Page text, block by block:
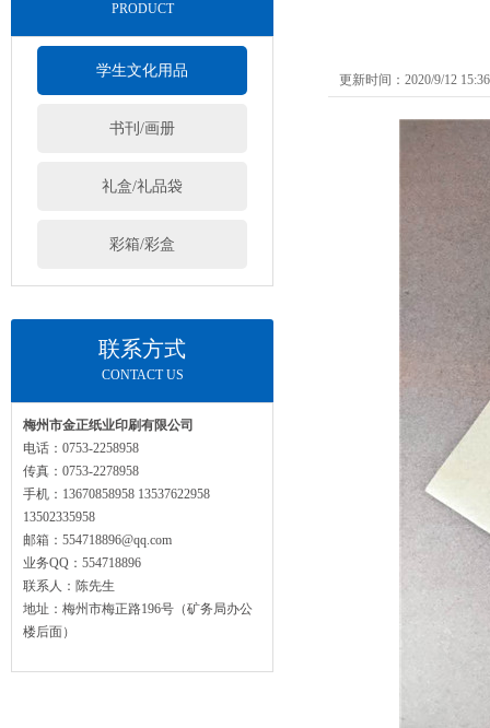
PRODUCT
学生文化用品
书刊/画册
礼盒/礼品袋
彩箱/彩盒
联系方式
CONTACT US
梅州市金正纸业印刷有限公司
电话：0753-2258958
传真：0753-2278958
手机：13670858958 13537622958
13502335958
邮箱：554718896@qq.com
业务QQ：554718896
联系人：陈先生
地址：梅州市梅正路196号（矿务局办公
楼后面）
更新时间：2020/9/12